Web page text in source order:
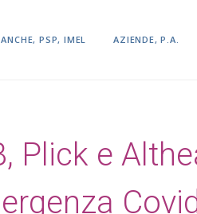
PSP, IMEL AZIENDE, P.A.
Plick e